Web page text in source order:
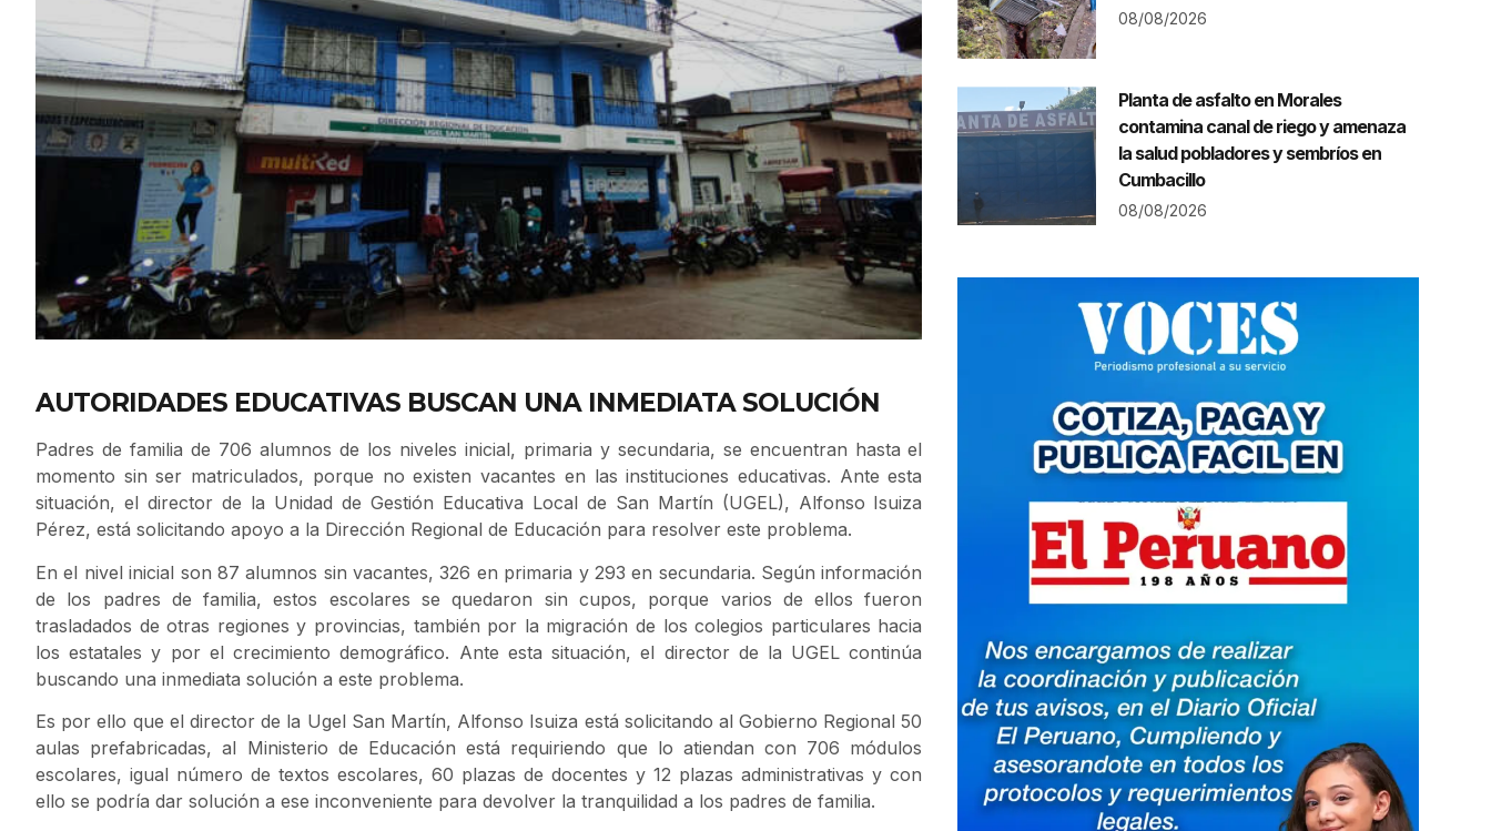
AUTORIDADES EDUCATIVAS BUSCAN UNA INMEDIATA SOLUCIÓN
Padres de familia de 706 alumnos de los niveles inicial, primaria y secundaria, se encuentran hasta el
momento sin ser matriculados, porque no existen vacantes en las instituciones educativas. Ante esta
situación, el director de la Unidad de Gestión Educativa Local de San Martín (UGEL), Alfonso Isuiza
Pérez, está solicitando apoyo a la Dirección Regional de Educación para resolver este problema.
En el nivel inicial son 87 alumnos sin vacantes, 326 en primaria y 293 en secundaria. Según información
de los padres de familia, estos escolares se quedaron sin cupos, porque varios de ellos fueron
trasladados de otras regiones y provincias, también por la migración de los colegios particulares hacia
los estatales y por el crecimiento demográfico. Ante esta situación, el director de la UGEL continúa
buscando una inmediata solución a este problema.
Es por ello que el director de la Ugel San Martín, Alfonso Isuiza está solicitando al Gobierno Regional 50
aulas prefabricadas, al Ministerio de Educación está requiriendo que lo atiendan con 706 módulos
escolares, igual número de textos escolares, 60 plazas de docentes y 12 plazas administrativas y con
ello se podría dar solución a ese inconveniente para devolver la tranquilidad a los padres de familia.
08/08/2026
Planta de asfalto en Morales
contamina canal de riego y amenaza
la salud pobladores y sembríos en
Cumbacillo
08/08/2026